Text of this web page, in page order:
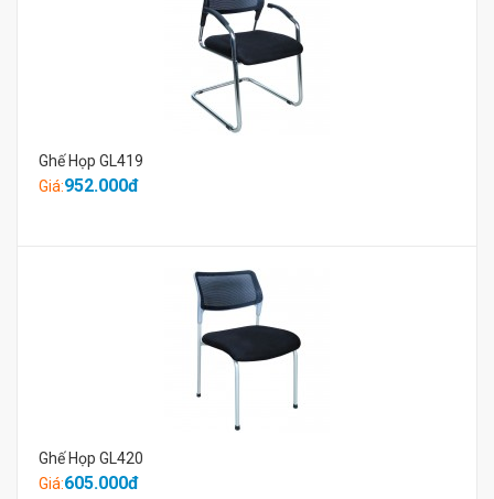
Ghế Họp GL419
Giá:952.000đ
Ghế Họp GL420
Giá:605.000đ